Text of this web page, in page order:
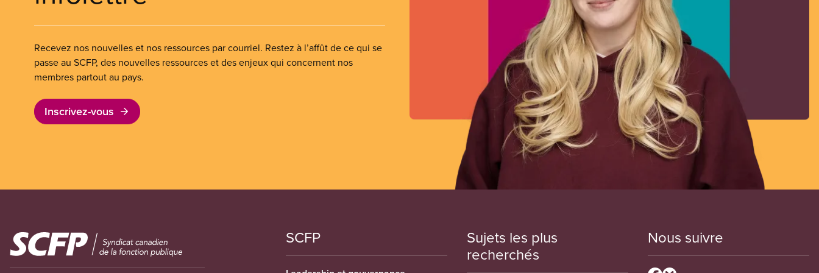
Recevez nos nouvelles et nos ressources par courriel. Restez à l’affût de ce qui se
passe au SCFP, des nouvelles ressources et des enjeux qui concernent nos
membres partout au pays.
Inscrivez-vous
Image SCFP
Sujets les plus
recherchés
Nous suivre